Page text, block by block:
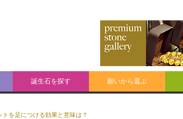
誕生石を探す 願いから選ぶ
を足につける効果と意味は？